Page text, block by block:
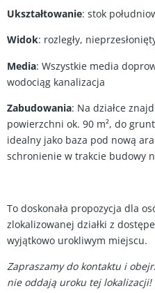
Ukształtowanie: stok
Widok: rozległy,
Media: Wszystkie media
wodociąg kanalizacja
Zabudowania: Na działce
powierzchni ok. 90 m², do
idealny jako baza pod nową
schronienie w trakcie budowy
To doskonała propozycja dla
zlokalizowanej działki z
wyjątkowo urokliwym miejscu.
Zapraszamy do kontaktu i
nie oddają uroku tej lokalizacji!